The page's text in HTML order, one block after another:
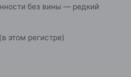
без вины — редкий
этом регистре)